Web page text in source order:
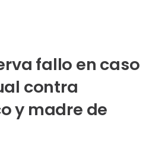
fallo en caso
contra
y madre de